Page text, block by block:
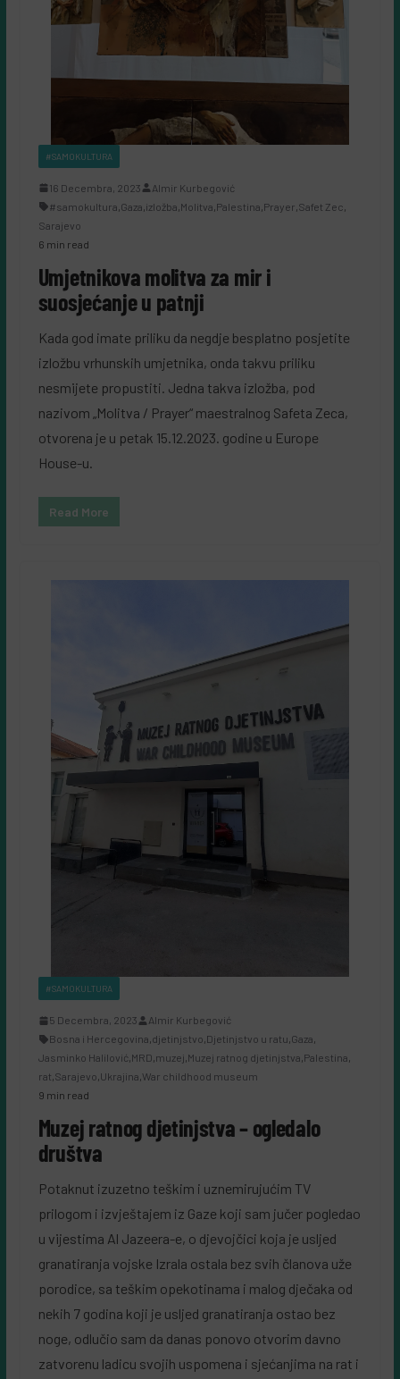
#SAMOKULTURA
16 Decembra, 2023
Almir Kurbegović
#samokultura Gaza izložba Molitva Palestina Prayer Safet Zec
Sarajevo
6 min read
Umjetnikova molitva za mir i
suosjećanje u patnji
Kada god imate priliku da negdje besplatno posjetite
izložbu vrhunskih umjetnika, onda takvu priliku
nesmijete propustiti. Jedna takva izložba, pod
nazivom „Molitva / Prayer“ maestralnog Safeta Zeca,
otvorena je u petak 15.12.2023. godine u Europe
House-u.
Read More
#SAMOKULTURA
5 Decembra, 2023
Almir Kurbegović
Bosna i Hercegovina,djetinjstvo,Djetinjstvo u ratu,Gaza,
Jasminko Halilović,MRD,muzej,Muzej ratnog djetinjstva,Palestina,
rat,Sarajevo,Ukrajina,War childhood museum
9 min read
Muzej ratnog djetinjstva – ogledalo
društva
Potaknut izuzetno teškim i uznemirujućim TV
prilogom i izvještajem iz Gaze koji sam jučer pogledao
u vijestima Al Jazeera-e, o djevojčici koja je usljed
granatiranja vojske Izrala ostala bez svih članova uže
porodice, sa teškim opekotinama i malog dječaka od
nekih 7 godina koji je usljed granatiranja ostao bez
noge, odlučio sam da danas ponovo otvorim davno
zatvorenu ladicu svojih uspomena i sjećanjima na rat i